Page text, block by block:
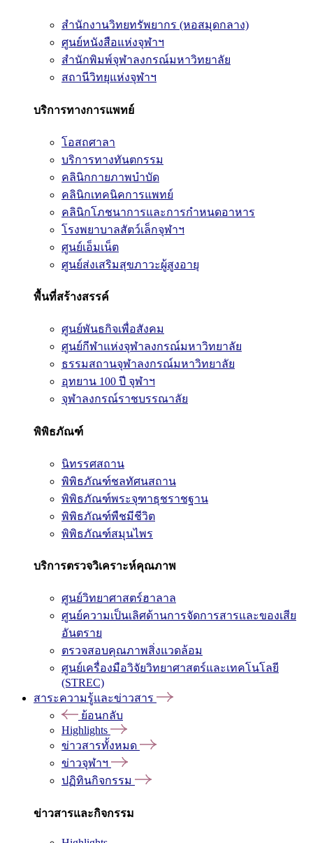
สำนักงานวิทยทรัพยากร (หอสมุดกลาง)
ศูนย์หนังสือแห่งจุฬาฯ
สำนักพิมพ์จุฬาลงกรณ์มหาวิทยาลัย
สถานีวิทยุแห่งจุฬาฯ
บริการทางการแพทย์
โอสถศาลา
บริการทางทันตกรรม
คลินิกกายภาพบำบัด
คลินิกเทคนิคการแพทย์
คลินิกโภชนาการและการกำหนดอาหาร
โรงพยาบาลสัตว์เล็กจุฬาฯ
ศูนย์เอ็มเน็ต
ศูนย์ส่งเสริมสุขภาวะผู้สูงอายุ
พื้นที่สร้างสรรค์
ศูนย์พันธกิจเพื่อสังคม
ศูนย์กีฬาแห่งจุฬาลงกรณ์มหาวิทยาลัย
ธรรมสถานจุฬาลงกรณ์มหาวิทยาลัย
อุทยาน 100 ปี จุฬาฯ
จุฬาลงกรณ์ราชบรรณาลัย
พิพิธภัณฑ์
นิทรรศสถาน
พิพิธภัณฑ์ชลทัศนสถาน
พิพิธภัณฑ์พระจุฑาธุชราชฐาน
พิพิธภัณฑ์พืชมีชีวิต
พิพิธภัณฑ์สมุนไพร
บริการตรวจวิเคราะห์คุณภาพ
ศูนย์วิทยาศาสตร์ฮาลาล
ศูนย์ความเป็นเลิศด้านการจัดการสารและของเสีย
อันตราย
ตรวจสอบคุณภาพสิ่งแวดล้อม
ศูนย์เครื่องมือวิจัยวิทยาศาสตร์และเทคโนโลยี
(STREC)
สาระความรู้และข่าวสาร
ย้อนกลับ
Highlights
ข่าวสารทั้งหมด
ข่าวจุฬาฯ
ปฏิทินกิจกรรม
ข่าวสารและกิจกรรม